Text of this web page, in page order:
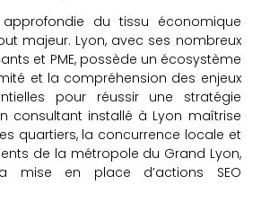
du tissu économique
majeur. Lyon, avec ses nombreux
et PME, possède un écosystème
et la compréhension des enjeux
pour réussir une stratégie
consultant installé à Lyon maîtrise
quartiers, la concurrence locale et
de la métropole du Grand Lyon,
mise en place d’actions SEO